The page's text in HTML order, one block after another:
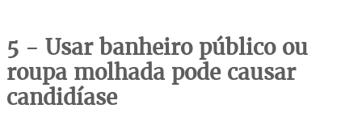
5 - Usar banheiro público ou
roupa molhada pode causar
candidíase